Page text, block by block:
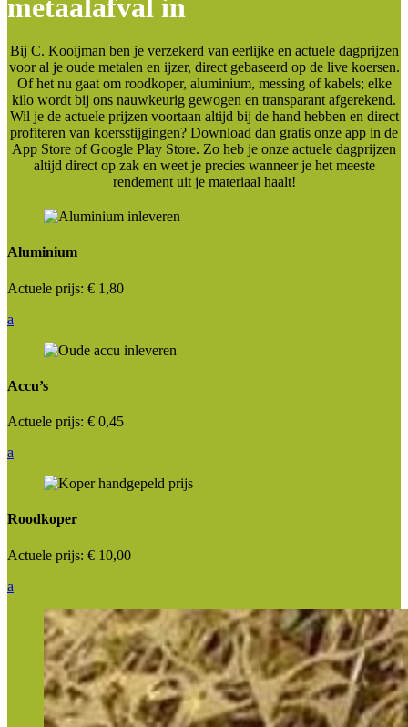
metaalafval in
Bij C. Kooijman ben je verzekerd van eerlijke en actuele dagprijzen
voor al je oude metalen en ijzer, direct gebaseerd op de live koersen.
Of het nu gaat om roodkoper, aluminium, messing of kabels; elke
kilo wordt bij ons nauwkeurig gewogen en transparant afgerekend.
Wil je de actuele prijzen voortaan altijd bij de hand hebben en direct
profiteren van koersstijgingen? Download dan gratis onze app in de
App Store of Google Play Store. Zo heb je onze actuele dagprijzen
altijd direct op zak en weet je precies wanneer je het meeste
rendement uit je materiaal haalt!
Aluminium
Actuele prijs: € 1,80
a
Accu’s
Actuele prijs: € 0,45
a
Roodkoper
Actuele prijs: € 10,00
a